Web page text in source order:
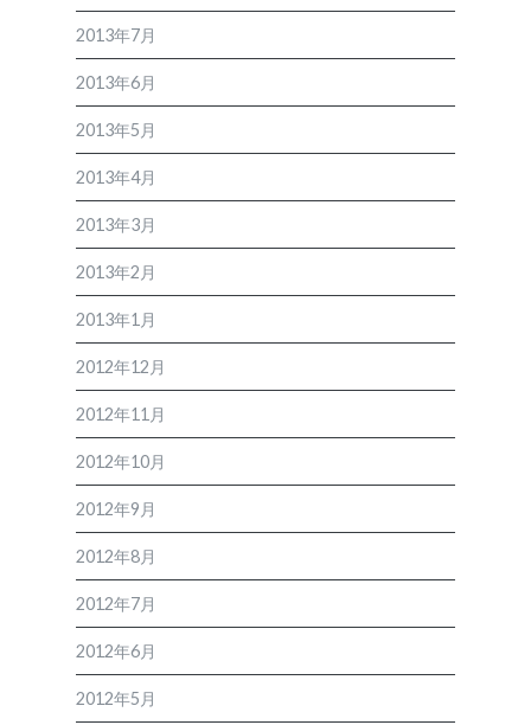
2013年7月
2013年6月
2013年5月
2013年4月
2013年3月
2013年2月
2013年1月
2012年12月
2012年11月
2012年10月
2012年9月
2012年8月
2012年7月
2012年6月
2012年5月